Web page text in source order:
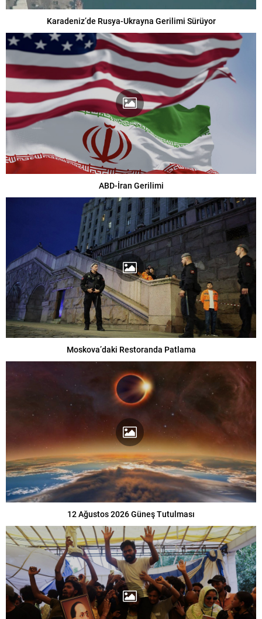
Karadeniz’de Rusya-Ukrayna Gerilimi Sürüyor
ABD-İran Gerilimi
Moskova’daki Restoranda Patlama
12 Ağustos 2026 Güneş Tutulması